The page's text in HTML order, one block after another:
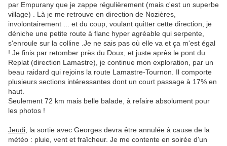
par Empurany que je zappe régulièrement (mais c'est un superbe
village) . Là je me retrouve en direction de Nozières,
involontairement ... et du coup, voulant quitter cette direction, je
déniche une petite route à flanc hyper agréable qui serpente,
s'enroule sur la colline .Je ne sais pas où elle va et ça m'est égal
! Je finis par retomber près du Doux, et juste après le pont du
Replat (direction Lamastre), je continue mon exploration, par un
beau raidard qui rejoins la route Lamastre-Tournon. Il comporte
plusieurs sections intéressantes dont un court passage à 17% en
haut.
Seulement 72 km mais belle balade, à refaire absolument pour
les photos !
Jeudi , la sortie avec Georges devra être annulée à cause de la
météo : pluie, vent et fraîcheur. Je me contente en soirée d'un